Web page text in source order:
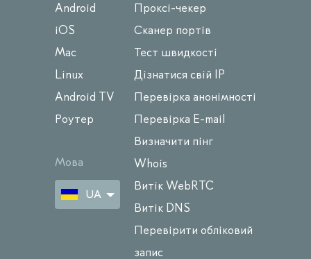
Android
iOS
Mac
Linux
Android TV
Роутер
Мова
UA
Проксі-чекер
Сканер портів
Тест швидкості
Дізнатися свій IP
Перевірка анонімності
Перевірка E-mail
Визначити пінг
Whois
Витік WebRTC
Витік DNS
Перевірити обліковий
запис